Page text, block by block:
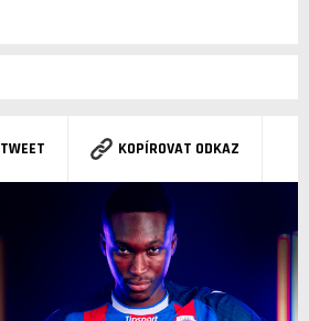
TWEET KOPÍROVAT ODKAZ